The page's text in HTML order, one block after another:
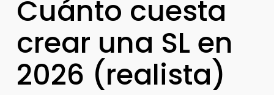
Cuánto cuesta
crear una SL en
2026 (realista)